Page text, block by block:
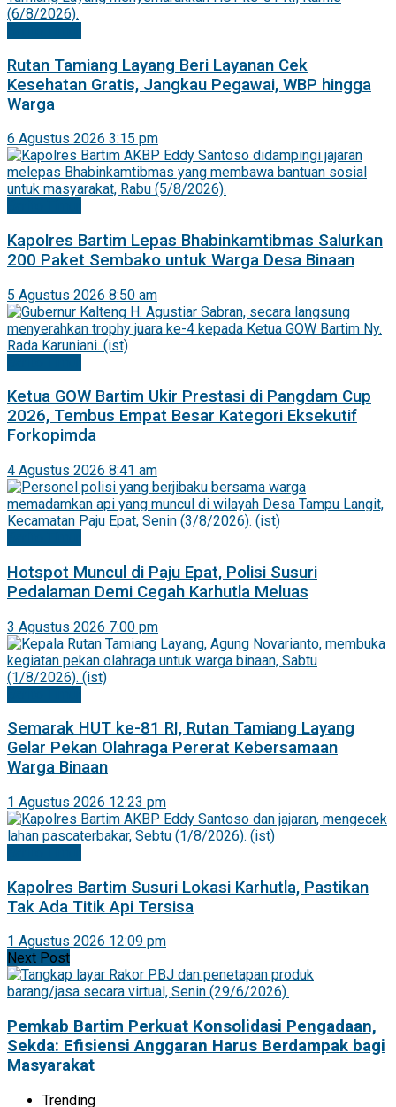
Rutan Tamiang Layang Beri Layanan Cek
Kesehatan Gratis, Jangkau Pegawai, WBP hingga
Warga
6 Agustus 2026 3:15 pm
Kapolres Bartim Lepas Bhabinkamtibmas Salurkan
200 Paket Sembako untuk Warga Desa Binaan
5 Agustus 2026 8:50 am
Ketua GOW Bartim Ukir Prestasi di Pangdam Cup
2026, Tembus Empat Besar Kategori Eksekutif
Forkopimda
4 Agustus 2026 8:41 am
Hotspot Muncul di Paju Epat, Polisi Susuri
Pedalaman Demi Cegah Karhutla Meluas
3 Agustus 2026 7:00 pm
Semarak HUT ke-81 RI, Rutan Tamiang Layang
Gelar Pekan Olahraga Pererat Kebersamaan
Warga Binaan
1 Agustus 2026 12:23 pm
Kapolres Bartim Susuri Lokasi Karhutla, Pastikan
Tak Ada Titik Api Tersisa
1 Agustus 2026 12:09 pm
Next Post
Pemkab Bartim Perkuat Konsolidasi Pengadaan,
Sekda: Efisiensi Anggaran Harus Berdampak bagi
Masyarakat
Trending